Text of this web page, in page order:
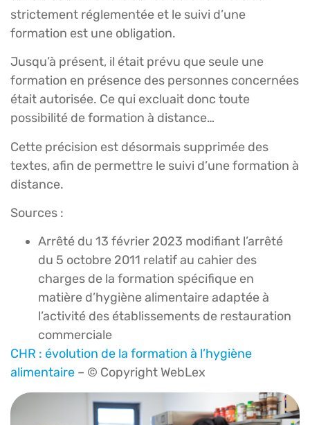
strictement réglementée et le suivi d’une
formation est une obligation.
Jusqu’à présent, il était prévu que seule une
formation en présence des personnes concernées
était autorisée. Ce qui excluait donc toute
possibilité de formation à distance…
Cette précision est désormais supprimée des
textes, afin de permettre le suivi d’une formation à
distance.
Sources :
Arrêté du 13 février 2023 modifiant l’arrêté
du 5 octobre 2011 relatif au cahier des
charges de la formation spécifique en
matière d’hygiène alimentaire adaptée à
l’activité des établissements de restauration
commerciale
CHR : évolution de la formation à l’hygiène
alimentaire – © Copyright WebLex